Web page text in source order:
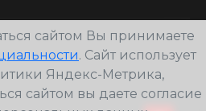
сайтом Вы принимаете
. Сайт использует
Яндекс-Метрика,
сайтом вы даете согласие